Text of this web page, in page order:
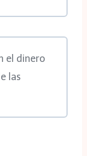
el dinero
las